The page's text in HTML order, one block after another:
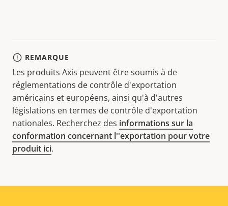
REMARQUE
Les produits Axis peuvent être soumis à de
réglementations de contrôle d'exportation
américains et européens, ainsi qu'à d'autres
législations en termes de contrôle d'exportation
nationales. Recherchez des informations sur la
conformation concernant l''exportation pour votre
produit ici.